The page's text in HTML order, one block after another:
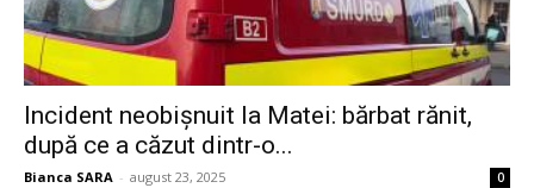
Incident neobișnuit la Matei: bărbat rănit,
după ce a căzut dintr-o...
Bianca SARA - august 23, 2025 0